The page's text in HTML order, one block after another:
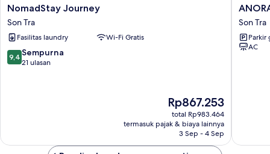
NomadStay
Journey
Son
Tra
NomadStay Journey
Son Tra
Fasilitas laundry Wi-Fi Gratis
9.4
dari
9,4 Sempurna
21 ulasan
Harga
sekarang
Rp867.253
Rp867.253
total Rp983.464
termasuk pajak & biaya lainnya
3 Sep - 4 Sep
ANORA
HOME
by
BRIO
Son
Son Tra
Parkir
AC